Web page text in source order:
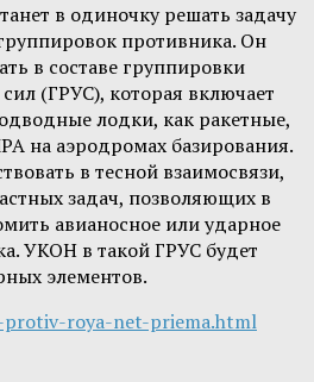
в одиночку решать задачу
противника. Он
в составе группировки
(ГРУС), которая включает
лодки, как ракетные,
на аэродромах базирования.
в тесной взаимосвязи,
задач, позволяющих в
авианосное или ударное
УКОН в такой ГРУС будет
элементов.
roya-net-priema.html